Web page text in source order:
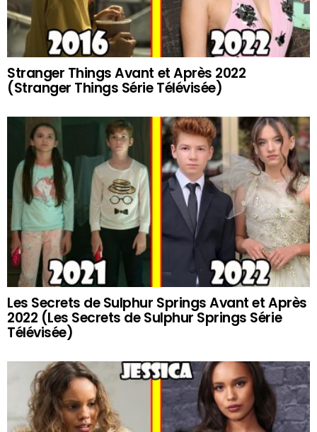
Stranger Things Avant et Après 2022
(Stranger Things Série Télévisée)
Les Secrets de Sulphur Springs Avant et Après
2022 (Les Secrets de Sulphur Springs Série
Télévisée)